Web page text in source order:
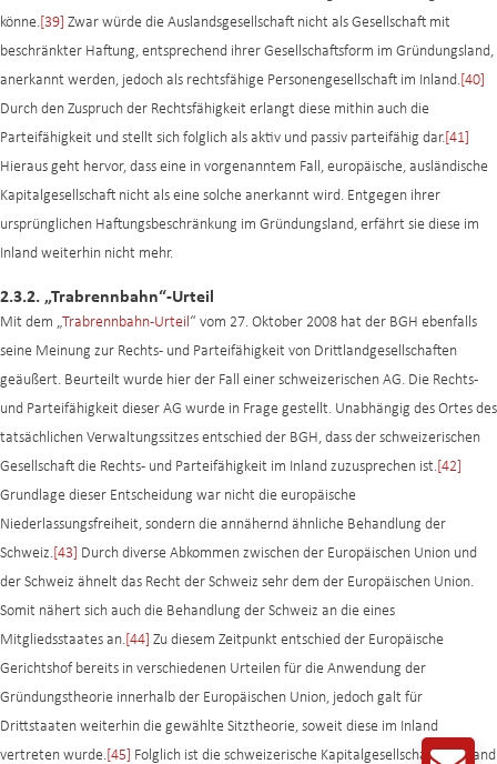
könne. [39] Zwar würde die Auslandsgesellschaft nicht als Gesellschaft mit
beschränkter Haftung, entsprechend ihrer Gesellschaftsform im Gründungsland,
anerkannt werden, jedoch als rechtsfähige Personengesellschaft im Inland. [40]
Durch den Zuspruch der Rechtsfähigkeit erlangt diese mithin auch die
Parteifähigkeit und stellt sich folglich als aktiv und passiv parteifähig dar. [41]
Hieraus geht hervor, dass eine in vorgenanntem Fall, europäische, ausländische
Kapitalgesellschaft nicht als eine solche anerkannt wird. Entgegen ihrer
ursprünglichen Haftungsbeschränkung im Gründungsland, erfährt sie diese im
Inland weiterhin nicht mehr.
2.3.2. „Trabrennbahn“-Urteil
Mit dem „Trabrennbahn-Urteil“ vom 27. Oktober 2008 hat der BGH ebenfalls
seine Meinung zur Rechts- und Parteifähigkeit von Drittlandgesellschaften
geäußert. Beurteilt wurde hier der Fall einer schweizerischen AG. Die Rechts-
und Parteifähigkeit dieser AG wurde in Frage gestellt. Unabhängig des Ortes des
tatsächlichen Verwaltungssitzes entschied der BGH, dass der schweizerischen
Gesellschaft die Rechts- und Parteifähigkeit im Inland zuzusprechen ist. [42]
Grundlage dieser Entscheidung war nicht die europäische
Niederlassungsfreiheit, sondern die annähernd ähnliche Behandlung der
Schweiz. [43] Durch diverse Abkommen zwischen der Europäischen Union und
der Schweiz ähnelt das Recht der Schweiz sehr dem der Europäischen Union.
Somit nähert sich auch die Behandlung der Schweiz an die eines
Mitgliedsstaates an. [44] Zu diesem Zeitpunkt entschied der Europäische
Gerichtshof bereits in verschiedenen Urteilen für die Anwendung der
Gründungstheorie innerhalb der Europäischen Union, jedoch galt für
Drittstaaten weiterhin die gewählte Sitztheorie, soweit diese im Inland
vertreten wurde. [45] Folglich ist die schweizerische Kapitalgesellschaft im Inland